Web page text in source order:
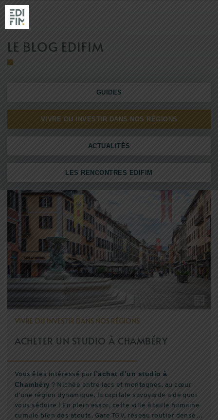
LE BLOG EDIFIM
GUIDES
VIVRE OU INVESTIR DANS NOS RÉGIONS
ACTUALITÉS
LES RENCONTRES EDIFIM
VIVRE OU INVESTIR DANS NOS RÉGIONS
ACHETER UN STUDIO À CHAMBÉRY
Vous êtes intéressé par l’achat d’un studio à
Chambéry ? Nichée entre lacs et montagnes, au cœur
d’une région dynamique, la capitale savoyarde a de quoi
vous séduire ! En plein essor, cette ville à taille humaine
cumule bien des atouts. Gare TGV, réseau routier dense…
EDIFIM
NOS AGENCES
ACTUALITÉS & GUIDES
ACHETER AVEC EDIFIM
VENDRE SON TERRAIN
EDIFIM MONTAGNE
ESPACE CLIENT
AVIS CLIENTS